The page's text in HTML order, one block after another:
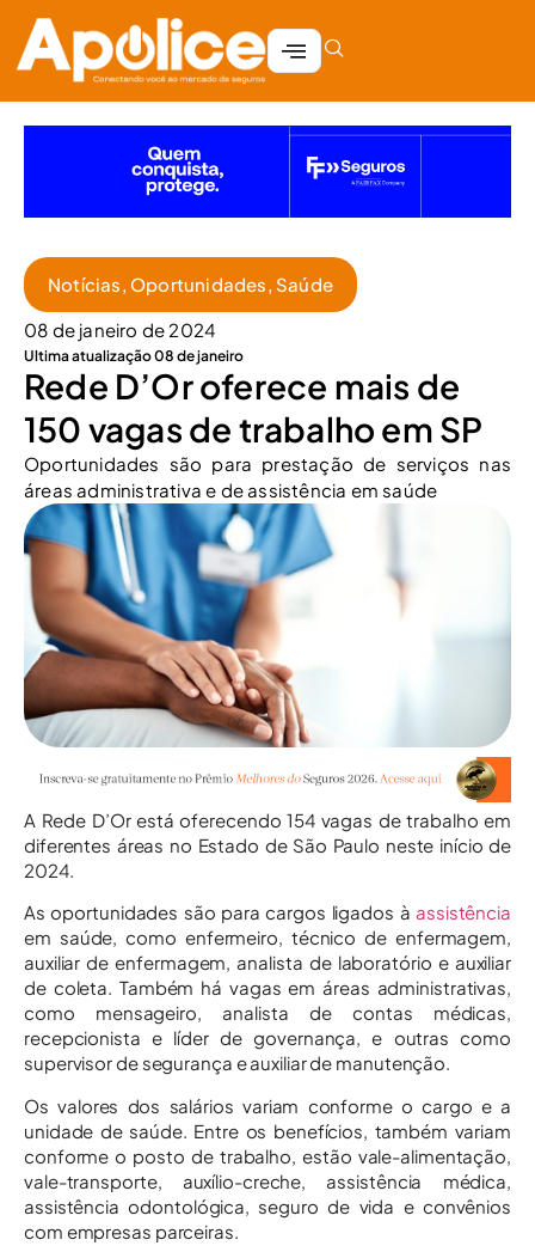
Notícias, Oportunidades, Saúde
08 de janeiro de 2024
Ultima atualização 08 de janeiro
Rede D’Or oferece mais de
150 vagas de trabalho em SP
Oportunidades são para prestação de serviços nas
áreas administrativa e de assistência em saúde
A Rede D’Or está oferecendo 154 vagas de trabalho em
diferentes áreas no Estado de São Paulo neste início de
2024.
As oportunidades são para cargos ligados à assistência
em saúde, como enfermeiro, técnico de enfermagem,
auxiliar de enfermagem, analista de laboratório e auxiliar
de coleta. Também há vagas em áreas administrativas,
como mensageiro, analista de contas médicas,
recepcionista e líder de governança, e outras como
supervisor de segurança e auxiliar de manutenção.
Os valores dos salários variam conforme o cargo e a
unidade de saúde. Entre os benefícios, também variam
conforme o posto de trabalho, estão vale-alimentação,
vale-transporte, auxílio-creche, assistência médica,
assistência odontológica, seguro de vida e convênios
com empresas parceiras.